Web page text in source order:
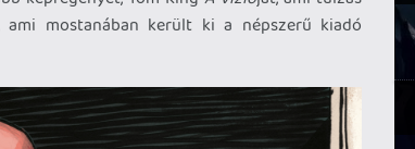
ami mostanában került ki a népszerű kiadó